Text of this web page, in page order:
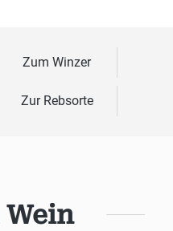
Zum Winzer
Zur Rebsorte
Wein